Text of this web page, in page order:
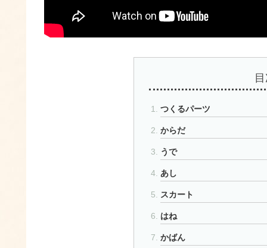
つくるパーツ
からだ
うで
あし
スカート
はね
かばん